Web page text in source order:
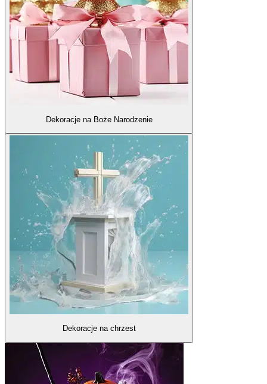
Dekoracje na Boże Narodzenie
Dekoracje na chrzest